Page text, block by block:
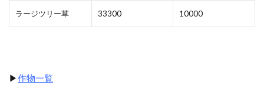
ラージツリー草 33300 10000
▶作物一覧